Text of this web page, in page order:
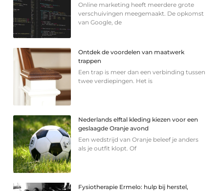
Online marketing heeft meerdere grote
verschuivingen meegemaakt. De opkomst
van Google, de
Ontdek de voordelen van maatwerk
trappen
Een trap is meer dan een verbinding tussen
twee verdiepingen. Het is
Nederlands elftal kleding kiezen voor een
geslaagde Oranje avond
Een wedstrijd van Oranje beleef je anders
als je outfit klopt. Of
Fysiotherapie Ermelo: hulp bij herstel,